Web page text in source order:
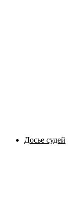
Досье судей